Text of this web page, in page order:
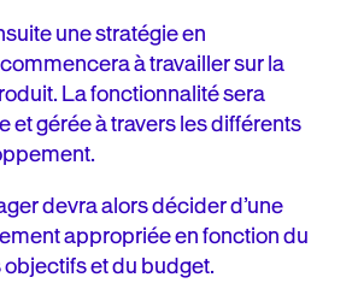
une stratégie en
à travailler sur la
La fonctionnalité sera
et gérée à travers les différents
devra alors décider d’une
appropriée en fonction du
objectifs et du budget.